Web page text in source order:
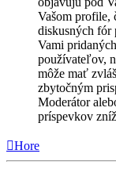
Vašom profile,
diskusných fór
Vami
používateľov,
môže mať
zbytočným
Moderátor
príspevkov
Hore